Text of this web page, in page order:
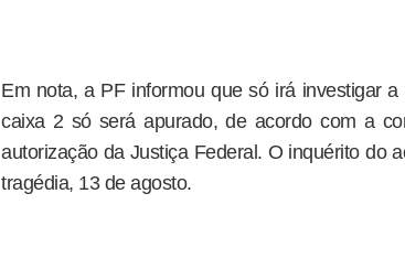
Em nota, a PF informou que só irá investigar
caixa 2 só será apurado, de acordo com a
autorização da Justiça Federal. O inquérito do
tragédia, 13 de agosto.